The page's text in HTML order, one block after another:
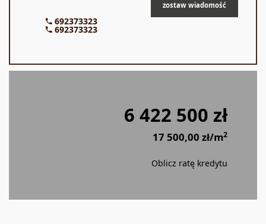
692373323
692373323
zostaw wiadomość
6 422 500 zł
17 500,00 zł/m2
Oblicz ratę kredytu